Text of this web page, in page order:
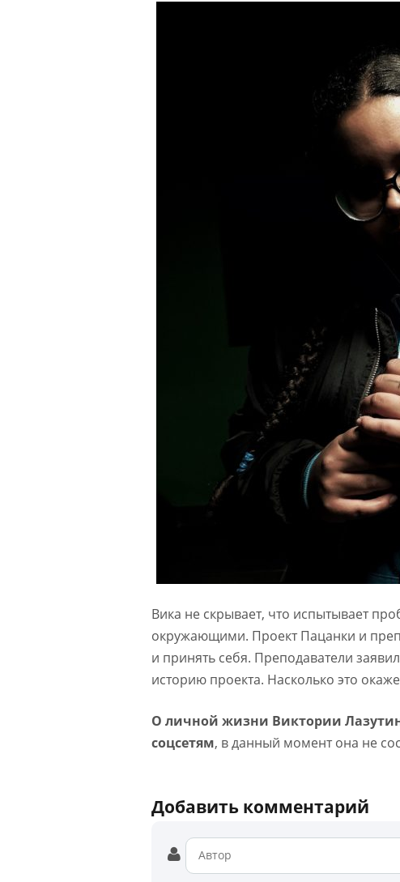
Вика не скрывает, что испытывает
окружающими. Проект Пацанки и
и принять себя. Преподаватели
историю проекта. Насколько это
О личной жизни Виктории
соцсетям, в данный момент она не
Добавить комментарий